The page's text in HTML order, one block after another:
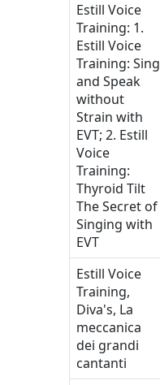
Estill Voice
Training: 1.
Estill Voice
Training: Sing
and Speak
without
Strain with
EVT; 2. Estill
Voice
Training:
Thyroid Tilt
The Secret of
Singing with
EVT
Estill Voice
Training,
Diva's, La
meccanica
dei grandi
cantanti